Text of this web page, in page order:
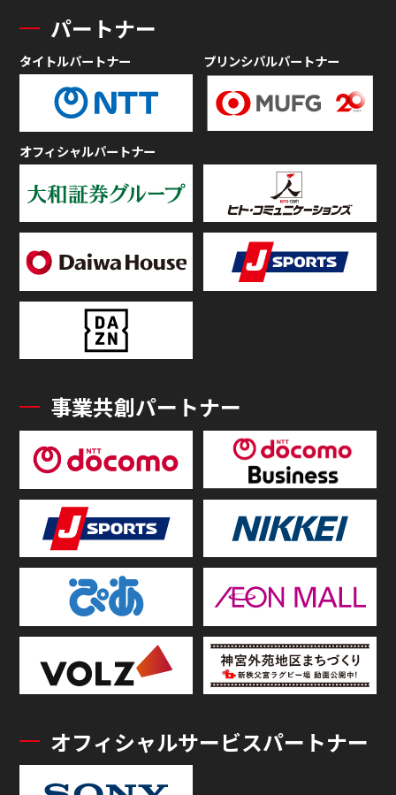
パートナー
タイトルパートナー プリンシパルパートナー
オフィシャルパートナー
事業共創パートナー
オフィシャルサービスパートナー